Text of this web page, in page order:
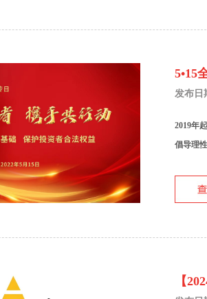
5•15
发布日
2019年
倡导理
【